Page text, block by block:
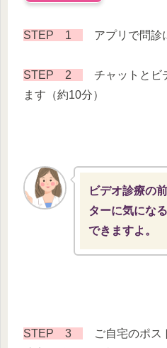
STEP 1 アプリで問診
STEP 2
チャットとビ
ます（約10分）
ビデオ診療の
ターに気にな
できますよ。
STEP 3
ご自宅のポス